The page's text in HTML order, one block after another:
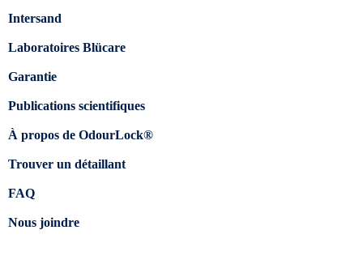
Intersand
Laboratoires Blücare
Garantie
Publications scientifiques
À propos de OdourLock®
Trouver un détaillant
FAQ
Nous joindre